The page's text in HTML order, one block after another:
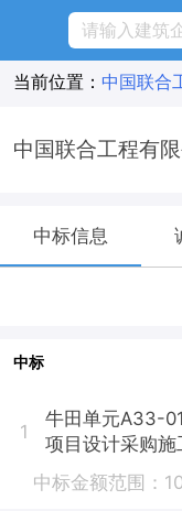
当前位置： 中国联合
中国联合工程有
中标信息
中标
1
牛田单元A33-
项目设计采购施
中标金额范围：